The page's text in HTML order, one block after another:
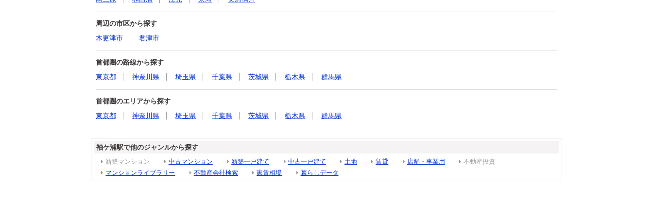
周辺の市区から探す
木更津市
君津市
首都圏の路線から探す
東京都
神奈川県 埼玉県 千葉県 茨城県 栃木県 群馬県
首都圏のエリアから探す
東京都
神奈川県 埼玉県 千葉県 茨城県 栃木県 群馬県
袖ケ浦駅で他のジャンルから探す
新築マンション 中古マンション 新築一戸建て 中古一戸建て 土地 賃貸 店舗・事業用
不動産投資
マンションライブラリー
不動産会社検索 家賃相場 暮らしデータ